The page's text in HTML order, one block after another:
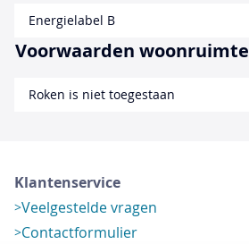
Energielabel B
Voorwaarden woonruimte
Roken is niet toegestaan
Klantenservice
Veelgestelde vragen
Contactformulier